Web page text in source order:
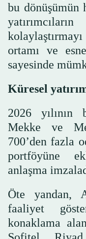
bu dönüşümün
ortamı ve
sayesinde
Küresel
2026 yılının
Mekke ve
700’den fazla
portföyüne
anlaşma
Öte yandan,
faaliyet
konaklama